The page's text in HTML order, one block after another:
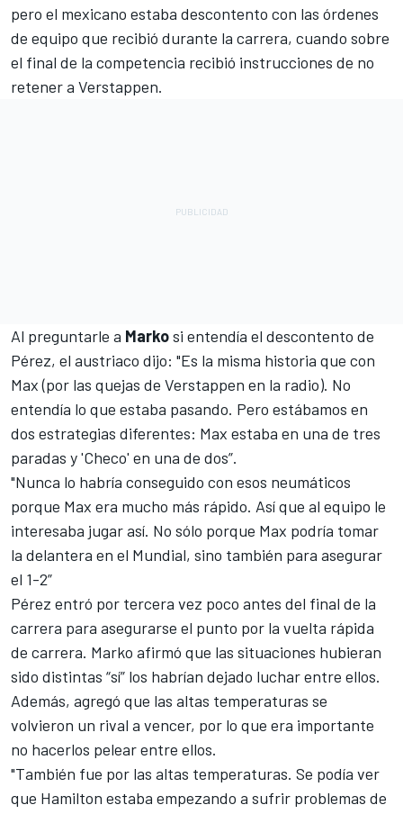
pero el mexicano estaba descontento con las órdenes
de equipo que recibió durante la carrera, cuando sobre
el final de la competencia recibió instrucciones de no
retener a Verstappen.
Al preguntarle a Markosi entendía el descontento de
Pérez, el austriaco dijo: "Es la misma historia que con
Max (por las quejas de Verstappen en la radio). No
entendía lo que estaba pasando. Pero estábamos en
dos estrategias diferentes: Max estaba en una de tres
paradas y 'Checo' en una de dos”.
"Nunca lo habría conseguido con esos neumáticos
porque Max era mucho más rápido. Así que al equipo le
interesaba jugar así. No sólo porque Max podría tomar
la delantera en el Mundial, sino también para asegurar
el 1-2”
Pérez entró por tercera vez poco antes del final de la
carrera para asegurarse el punto por la vuelta rápida
de carrera. Marko afirmó que las situaciones hubieran
sido distintas “sí” los habrían dejado luchar entre ellos.
Además, agregó que las altas temperaturas se
volvieron un rival a vencer, por lo que era importante
no hacerlos pelear entre ellos.
"También fue por las altas temperaturas. Se podía ver
que Hamilton estaba empezando a sufrir problemas de